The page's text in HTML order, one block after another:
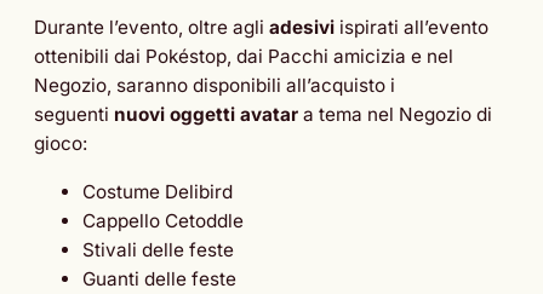
Durante l’evento, oltre agli adesivi ispirati all’evento
ottenibili dai Pokéstop, dai Pacchi amicizia e nel
Negozio, saranno disponibili all’acquisto i
seguenti nuovi oggetti avatar a tema nel Negozio di
gioco:
Costume Delibird
Cappello Cetoddle
Stivali delle feste
Guanti delle feste